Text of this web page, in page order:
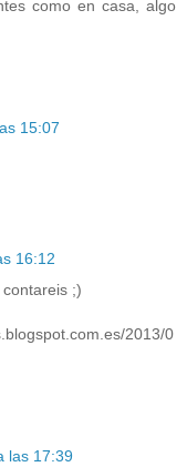
como en casa, algo
15:07
16:12
;)
2013/0
las 17:39